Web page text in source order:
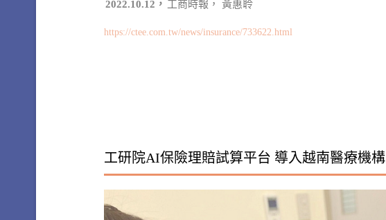
2022.10.12， 工商時報， 黃惠聆
https://ctee.com.tw/news/insurance/733622.html
工研院AI保險理賠試算平台 導入越南醫療機構